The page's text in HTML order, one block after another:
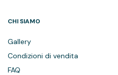
CHI SIAMO
Gallery
Condizioni di vendita
FAQ